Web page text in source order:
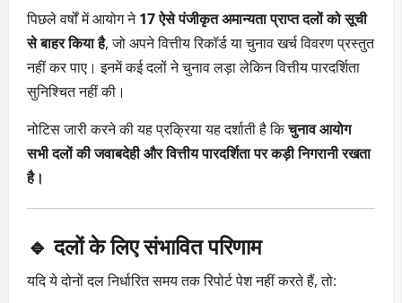
पिछले वर्षों में आयोग ने17 ऐसे पंजीकृत अमान्यता प्राप्त दलों को सूची
से बाहर किया है, जो अपने वित्तीय रिकॉर्ड या चुनाव खर्च विवरण प्रस्तुत
नहीं कर पाए। इनमें कई दलों ने चुनाव लड़ा लेकिन वित्तीय पारदर्शिता
सुनिश्चित नहीं की।
नोटिस जारी करने की यह प्रक्रिया यह दर्शाती है किचुनाव आयोग
सभी दलों की जवाबदेही और वित्तीय पारदर्शिता पर कड़ी निगरानी रखता
है।
🔹 दलों के लिए संभावित परिणाम
यदि ये दोनों दल निर्धारित समय तक रिपोर्ट पेश नहीं करते हैं, तो: